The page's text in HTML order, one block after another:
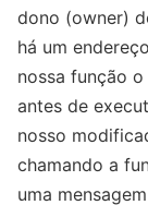
dono (owner)
há um
nossa função
antes de
nosso
chamando a
uma